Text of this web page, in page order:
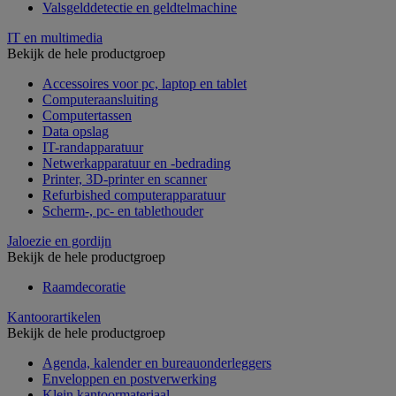
Valsgelddetectie en geldtelmachine
IT en multimedia
Bekijk de hele productgroep
Accessoires voor pc, laptop en tablet
Computeraansluiting
Computertassen
Data opslag
IT-randapparatuur
Netwerkapparatuur en -bedrading
Printer, 3D-printer en scanner
Refurbished computerapparatuur
Scherm-, pc- en tablethouder
Jaloezie en gordijn
Bekijk de hele productgroep
Raamdecoratie
Kantoorartikelen
Bekijk de hele productgroep
Agenda, kalender en bureauonderleggers
Enveloppen en postverwerking